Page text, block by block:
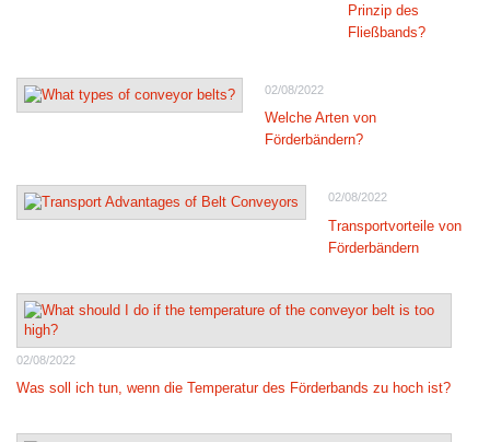
Prinzip des
Fließbands?
02/08/2022
Welche Arten von
Förderbändern?
02/08/2022
Transportvorteile von
Förderbändern
02/08/2022
Was soll ich tun, wenn die Temperatur des Förderbands zu hoch ist?